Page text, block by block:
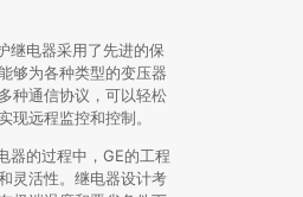
继电器采用了先进的保
够为各种类型的变压器
种通信协议，可以轻松
现远程监控和控制。
器的过程中，GE的工程
灵活性。继电器设计考